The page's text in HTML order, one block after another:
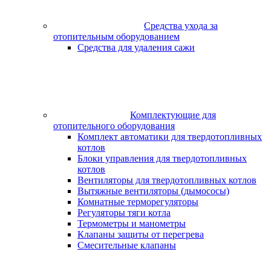
Средства ухода за
отопительным оборудованием
Средства для удаления сажи
Комплектующие для
отопительного оборудования
Комплект автоматики для твердотопливных
котлов
Блоки управления для твердотопливных
котлов
Вентиляторы для твердотопливных котлов
Вытяжные вентиляторы (дымососы)
Комнатные терморегуляторы
Регуляторы тяги котла
Термометры и манометры
Клапаны защиты от перегрева
Смесительные клапаны